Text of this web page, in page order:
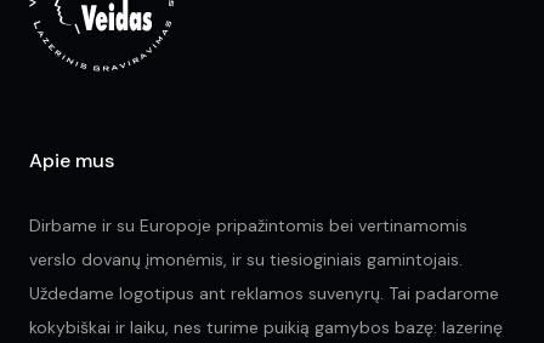
Apie mus
Dirbame ir su Europoje pripažintomis bei vertinamomis
verslo dovanų įmonėmis, ir su tiesioginiais gamintojais.
Uždedame logotipus ant reklamos suvenyrų. Tai padarome
kokybiškai ir laiku, nes turime puikią gamybos bazę: lazerinę